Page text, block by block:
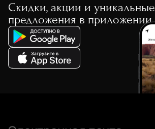
Скидки, акции и уникальные
предложения в приложении